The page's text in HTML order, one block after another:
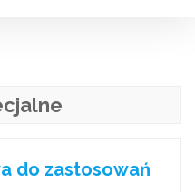
do zastosowań